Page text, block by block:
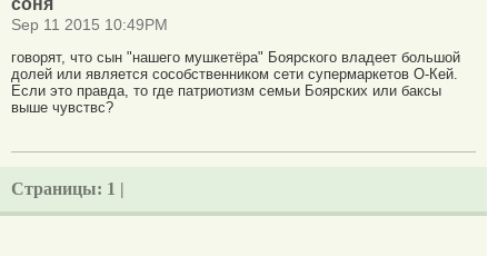
соня
Sep 11 2015 10:49PM
говорят, что сын "нашего мушкетёра" Боярского владеет большой
долей или является сособственником сети супермаркетов О-Кей.
Если это правда, то где патриотизм семьи Боярских или баксы
выше чувствс?
Страницы: 1 |